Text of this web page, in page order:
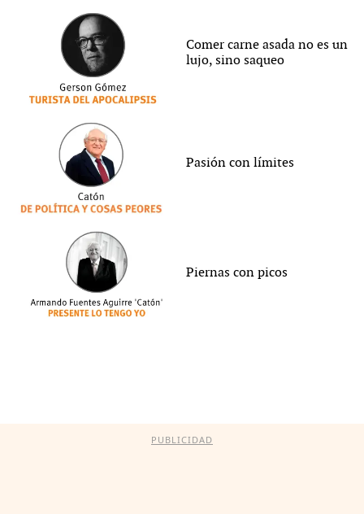
Comer carne asada no es un
lujo, sino saqueo
Pasión con límites
Piernas con picos
PUBLICIDAD